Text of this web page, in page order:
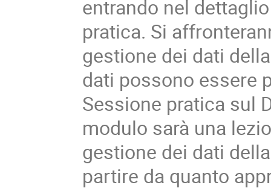
entrando nel
pratica. Si
gestione dei dati
dati possono essere
Sessione pratica sul
modulo sarà una
gestione dei dati
partire da quanto